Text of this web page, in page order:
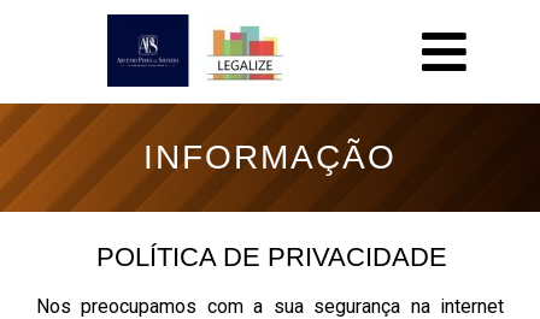
INFORMAÇÃO
POLÍTICA DE PRIVACIDADE
Nos preocupamos com a sua segurança na internet